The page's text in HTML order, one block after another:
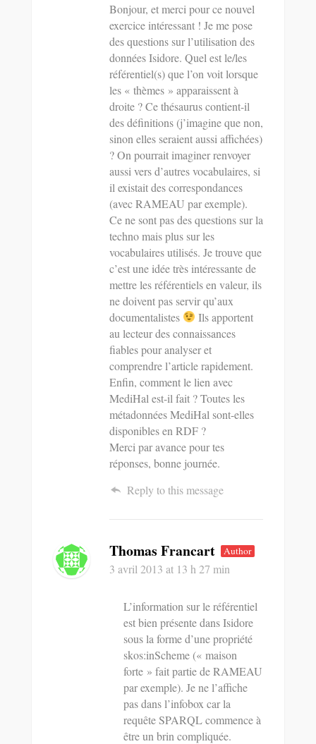
Bonjour, et merci pour ce nouvel
exercice intéressant ! Je me pose
des questions sur l’utilisation des
données Isidore. Quel est le/les
référentiel(s) que l’on voit lorsque
les « thèmes » apparaissent à
droite ? Ce thésaurus contient-il
des définitions (j’imagine que non,
sinon elles seraient aussi affichées)
? On pourrait imaginer renvoyer
aussi vers d’autres vocabulaires, si
il existait des correspondances
(avec RAMEAU par exemple).
Ce ne sont pas des questions sur la
techno mais plus sur les
vocabulaires utilisés. Je trouve que
c’est une idée très intéressante de
mettre les référentiels en valeur, ils
ne doivent pas servir qu’aux
documentalistes
Ils apportent
au lecteur des connaissances
fiables pour analyser et
comprendre l’article rapidement.
Enfin, comment le lien avec
MediHal est-il fait ? Toutes les
métadonnées MediHal sont-elles
disponibles en RDF ?
Merci par avance pour tes
réponses, bonne journée.
Reply to this message
Thomas Francart Author
3 avril 2013 at 13 h 27 min
L’information sur le référentiel
est bien présente dans Isidore
sous la forme d’une propriété
skos:inScheme (« maison
forte » fait partie de RAMEAU
par exemple). Je ne l’affiche
pas dans l’infobox car la
requête SPARQL commence à
être un brin compliquée.